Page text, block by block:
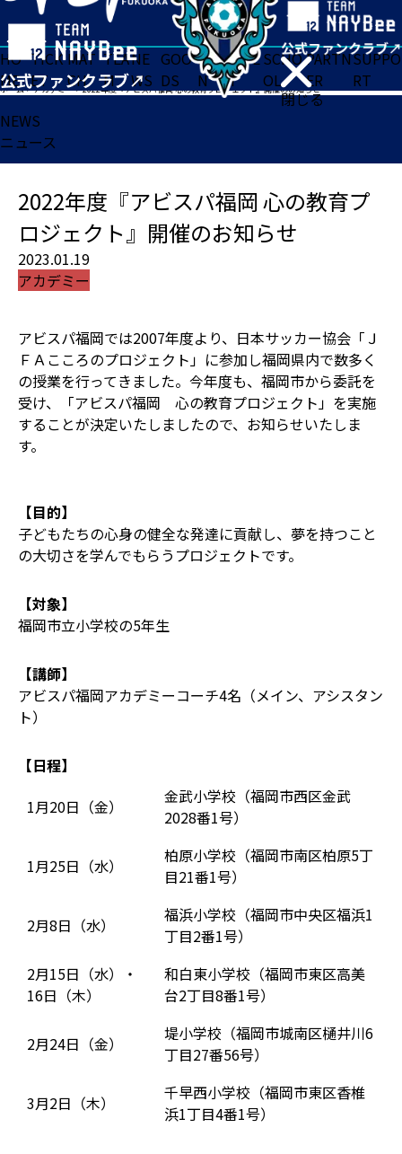
閉じる
HO
ME
TICK
ET
MAT
CH
TEA
M
NE
WS
GOO
DS
FA
N
ACADE
MY
SCHO
OL
PARTN
ER
SUPPO
RT
ホーム>アカデミー>2022年度『アビスパ福岡 心の教育プロジェクト』開催のお知らせ
NEWS
ニュース
2022年度『アビスパ福岡 心の教育プ
ロジェクト』開催のお知らせ
2023.01.19
アカデミー
アビスパ福岡では2007年度より、日本サッカー協会「Ｊ
ＦＡこころのプロジェクト」に参加し福岡県内で数多く
の授業を行ってきました。今年度も、福岡市から委託を
受け、「アビスパ福岡 心の教育プロジェクト」を実施
することが決定いたしましたので、お知らせいたしま
す。
【目的】
子どもたちの心身の健全な発達に貢献し、夢を持つこと
の大切さを学んでもらうプロジェクトです。
【対象】
福岡市立小学校の5年生
【講師】
アビスパ福岡アカデミーコーチ4名（メイン、アシスタン
ト）
【日程】
1月20日（金）
金武小学校（福岡市西区金武
2028番1号）
1月25日（水）
柏原小学校（福岡市南区柏原5丁
目21番1号）
2月8日（水）
福浜小学校（福岡市中央区福浜1
丁目2番1号）
2月15日（水）・
16日（木）
和白東小学校（福岡市東区高美
台2丁目8番1号）
2月24日（金）
堤小学校（福岡市城南区樋井川6
丁目27番56号）
3月2日（木）
千早西小学校（福岡市東区香椎
浜1丁目4番1号）